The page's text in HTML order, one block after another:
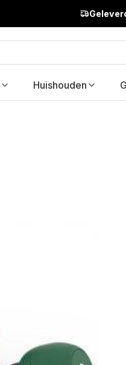
Huishouden